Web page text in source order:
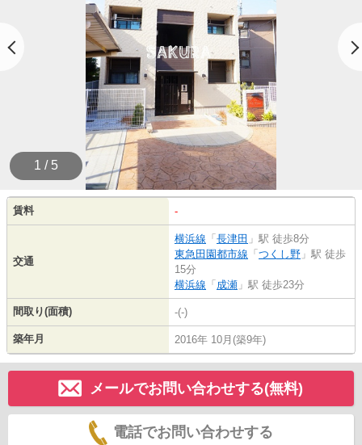
1 / 5
賃料 -
交通
横浜線 「 長津田 」駅 徒歩8分
東急田園都市線 「 つくし野 」駅 徒歩
15分
横浜線 「 成瀬 」駅 徒歩23分
間取り(面積) -(-)
築年月 2016年 10月(築9年)
メールでお問い合わせする(無料)
電話でお問い合わせする